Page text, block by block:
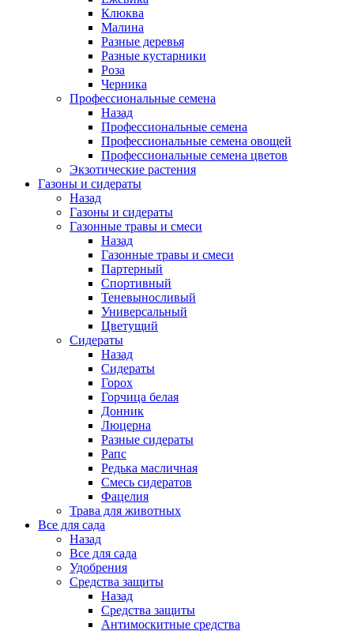
Клюква
Малина
Разные деревья
Разные кустарники
Роза
Черника
Профессиональные семена
Назад
Профессиональные семена
Профессиональные семена овощей
Профессиональные семена цветов
Экзотические растения
Газоны и сидераты
Назад
Газоны и сидераты
Газонные травы и смеси
Назад
Газонные травы и смеси
Партерный
Спортивный
Теневыносливый
Универсальный
Цветущий
Сидераты
Назад
Сидераты
Горох
Горчица белая
Донник
Люцерна
Разные сидераты
Рапс
Редька масличная
Смесь сидератов
Фацелия
Трава для животных
Все для сада
Назад
Все для сада
Удобрения
Средства защиты
Назад
Средства защиты
Антимоскитные средства